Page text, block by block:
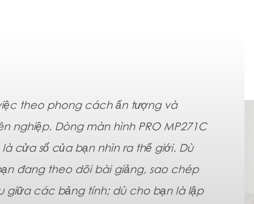
theo phong cách ấn tượng và
nghiệp. Dòng màn hình PRO MP271C
là cửa sổ của bạn nhìn ra thế giới. Dù
đang theo dõi bài giảng, sao chép
giữa các bảng tính; dù cho bạn là lập